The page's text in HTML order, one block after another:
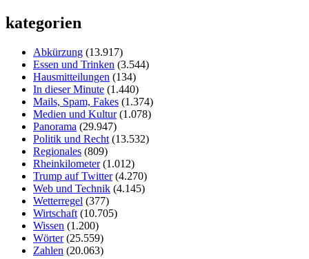
kategorien
Abkürzung (13.917)
Essen und Trinken (3.544)
Hausmitteilungen (134)
In dieser Minute (1.440)
Mails, Spam, Fakes (1.374)
Medien und Kultur(1.078)
Panorama (29.947)
Politik und Recht (13.532)
Regionales (809)
Rheinkilometer(1.012)
Trump auf Twitter(4.270)
Web und Technik (4.145)
Wetterregel (377)
Wirtschaft (10.705)
Wissen (1.200)
Wörter(25.559)
Zahlen (20.063)